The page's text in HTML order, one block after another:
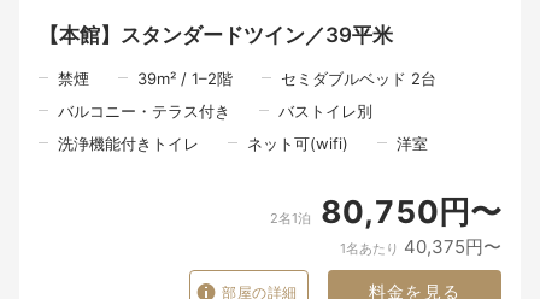
し」と「美食体験」をぜひご堪能ください。
・担当ソムリエによる解説付きワインペアリング（食前酒含む5
種）
・当日お飲みいただいたワインの種類が分かるソムリエセレクシ
ョンカードプレゼント
淡路島の旬素材をふんだんに使用した名物玉葱の塩釜焼を含んだ
【本館】スタンダードツイン／39平米
禁煙 39m² / 1–2階
セミダブルベッド 2台
バルコニー・テラス付き
バストイレ別
洗浄機能付きトイレ
ネット可(wifi) 洋室
2名1泊 80,750円〜
1名あたり 40,375円〜
部屋の詳細 料金を見る